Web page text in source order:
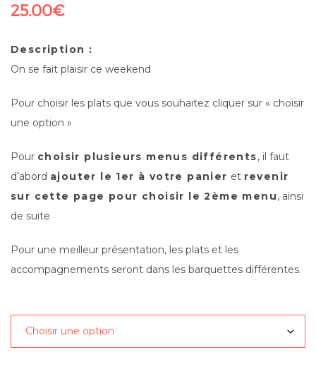
25.00€
Description :
On se fait plaisir ce weekend
Pour choisir les plats que vous souhaitez cliquer sur « choisir
une option »
Pour choisir plusieurs menus différents, il faut
d’abord ajouter le 1er à votre panier et revenir
sur cette page pour choisir le 2ème menu, ainsi
de suite
Pour une meilleur présentation, les plats et les
accompagnements seront dans les barquettes différentes.